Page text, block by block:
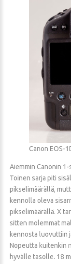
Canon EOS-
Aiemmin Canonin
Toinen sarja piti
pikselimäärällä,
kennolla oleva
pikselimäärällä. X
sitten molemmat
kennosta luovuttiin
Nopeutta kuitenkin
hyvälle tasolle. 18